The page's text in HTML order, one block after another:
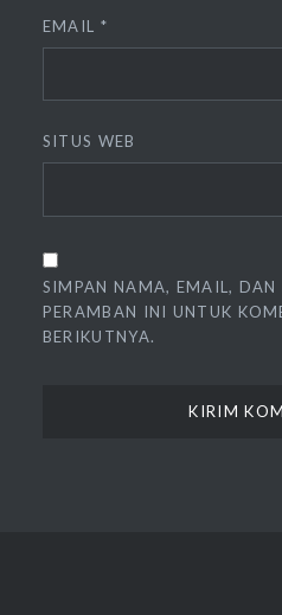
EMAIL *
SITUS WEB
SIMPAN NAMA, EMAIL, DAN
PERAMBAN INI UNTUK
BERIKUTNYA.